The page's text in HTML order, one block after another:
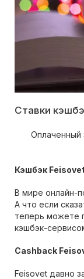
Ставки
Оплаченный
Кэшбэк
В мире онлайн-
А что если
теперь можете
кэшбэк-
Cashback
Feisovet давно